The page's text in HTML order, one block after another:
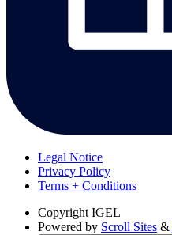
Legal Notice
Privacy Policy
Terms + Conditions
Copyright IGEL
Powered by Scroll Sites &